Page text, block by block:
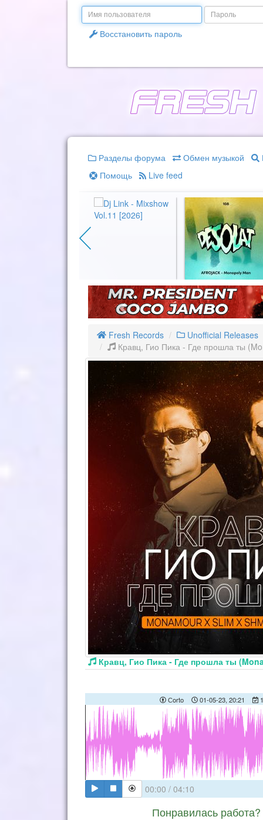
Email
Пароль
Восстановить пароль
Разделы форума Обмен музыкой
Помощь
Live feed
Fresh Records
Unofficial Releases
Кравц, Гио Пика - Где прошла ты
Кравц, Гио Пика - Где прошла ты
Сorto 01-05-23, 20:21
00:00 / 04:10
Понравилась